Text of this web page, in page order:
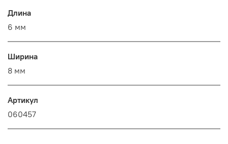
Длина
6 мм
Ширина
8 мм
Артикул
060457